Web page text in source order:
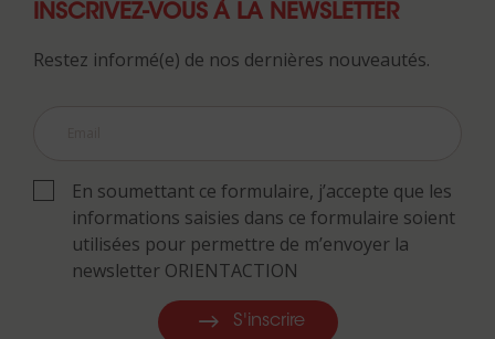
INSCRIVEZ-VOUS À LA NEWSLETTER
Restez informé(e) de nos dernières nouveautés.
En soumettant ce formulaire, j’accepte que les
informations saisies dans ce formulaire soient
utilisées pour permettre de m’envoyer la
newsletter ORIENTACTION
S'inscrire